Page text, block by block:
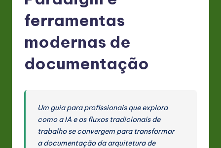
ferramentas
modernas de
documentação
Um guia para profissionais que explora
como a IA e os fluxos tradicionais de
trabalho se convergem para transformar
a documentação da arquitetura de